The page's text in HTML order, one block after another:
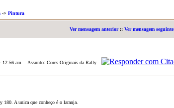
-> Pintura
Ver mensagem anterior:: Ver mensagem seguinte
12:56 am
Assunto: Cores Originais da Rally
180. A unica que conheço é o laranja.